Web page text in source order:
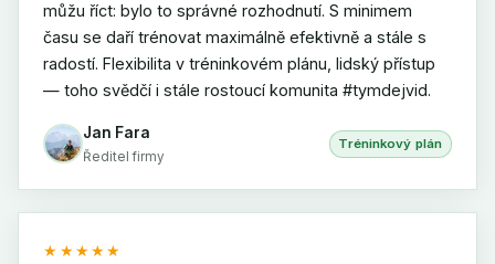
můžu říct: bylo to správné rozhodnutí. S minimem
času se daří trénovat maximálně efektivně a stále s
radostí. Flexibilita v tréninkovém plánu, lidský přístup
— toho svědčí i stále rostoucí komunita #tymdejvid.
Jan Fara
Ředitel firmy
Tréninkový plán
★★★★★